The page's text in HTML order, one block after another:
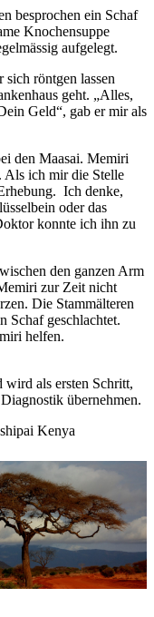
besprochen ein Schaf
Knochensuppe
aufgelegt.
röntgen lassen
geht. „Alles,
Geld“, gab er mir als
den Maasai. Memiri
Als ich mir die Stelle
Ich denke,
oder das
konnte ich ihn zu
den ganzen Arm
zur Zeit nicht
Die Stammälteren
Schaf geschlachtet.
helfen.
als ersten Schritt,
übernehmen.
Kenya